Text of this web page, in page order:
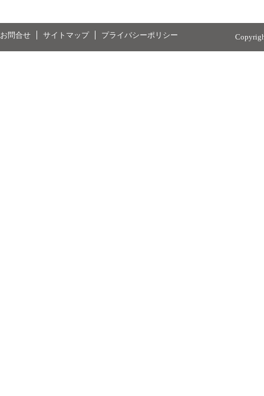
お問合せ サイトマップ プライバシーポリシー